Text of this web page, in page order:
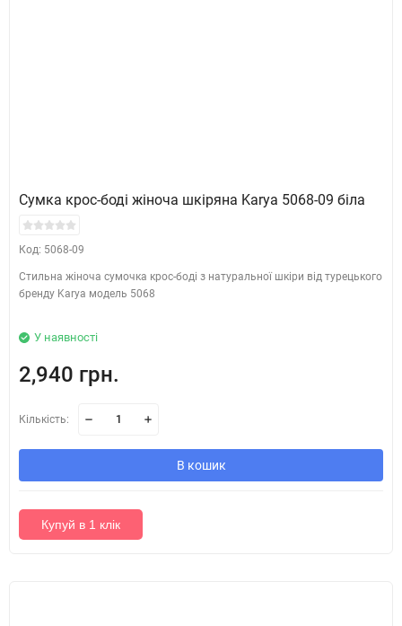
Сумка крос-боді жіноча шкіряна Karya 5068-09 біла
Код: 5068-09
Стильна жіноча сумочка крос-боді з натуральної шкіри від турецького
бренду Karya модель 5068
У наявності
2,940 грн.
Кількість:
В кошик
Купуй в 1 клік